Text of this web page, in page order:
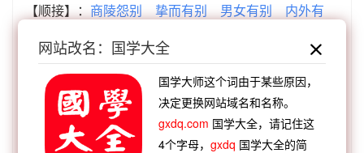
【顺接】： 商陵怨别 挚而有别 男女有别
内外有
【逆接】：锻炼周内 饮酒近内 攘外安内
至小无
功盖海内 铭感五内 鱼游釜内
萧墙之内
【逆接】： 内仁外义 内外交困 内清外浊
内省不
内查外调 内圣外王 内外勾结 内亲外戚
网站改名：国学大全
国学大师这个词由于某些原因，
决定更换网站域名和名称。
gxdq.com 国学大全，请记住这
4个字母，gxdq 国学大全的简